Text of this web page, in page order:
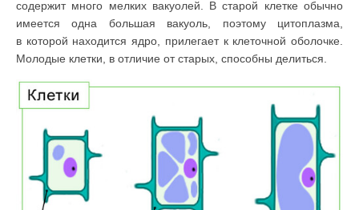
содержит много мелких вакуолей. В старой клетке обычно
имеется одна большая вакуоль, поэтому цитоплазма,
в которой находится ядро, прилегает к кле­точной оболочке.
Молодые клетки, в отличие от старых, способны делиться.